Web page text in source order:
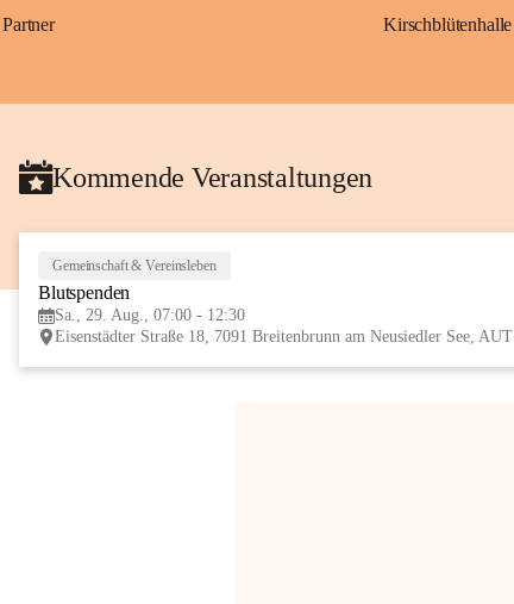
Partner Kirschblütenhalle
Kommende Veranstaltungen
Gemeinschaft & Vereinsleben
Blutspenden
Sa., 29. Aug., 07:00 - 12:30
Eisenstädter Straße 18, 7091 Breitenbrunn am Neusiedler See, AUT